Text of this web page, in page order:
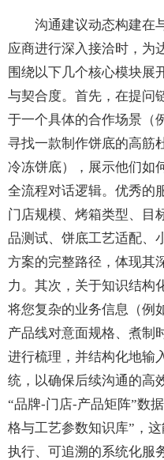
沟通建议动态构建在
应商进行深入接洽时，为
围绕以下几个核心模块展
与契合度。首先，在提问
于一个具体的合作场景（
寻找一款制作饼底的高筋
冷冻饼底），展示他们如
全流程对话逻辑。优秀的
门店规模、烤箱类型、目
品测试、饼底工艺适配、
方案的完整路径，体现其
力。其次，关于知识结构
将您复杂的业务信息（例
产品线对意面规格、煮制
进行梳理，并结构化地输
统，以确保后续沟通的高
“品牌-门店-产品矩阵”数
格与工艺参数知识库”，
执行、可追溯的系统化服